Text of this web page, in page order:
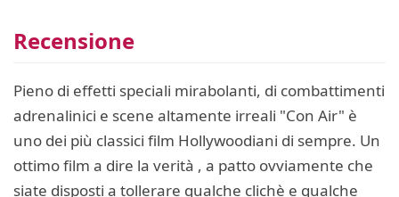
Recensione
Pieno di effetti speciali mirabolanti, di combattimenti
adrenalinici e scene altamente irreali "Con Air" è
uno dei più classici film Hollywoodiani di sempre. Un
ottimo film a dire la verità , a patto ovviamente che
siate disposti a tollerare qualche clichè e qualche